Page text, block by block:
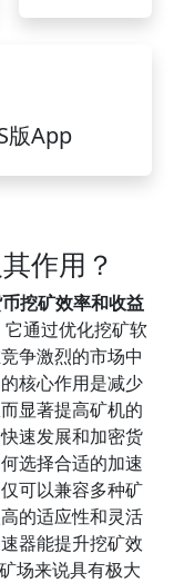
版App
作用？
挖矿效率和收益
它通过优化挖矿软
争激烈的市场中
核心作用是减少
显著提高矿机的
速发展和加密货
选择合适的加速
可以兼容多种矿
的适应性和灵活
器能提升挖矿效
场来说具有极大